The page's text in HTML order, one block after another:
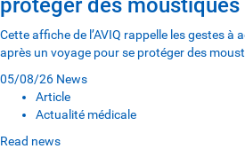
protéger des moustiques
Cette affiche de l’AVIQ rappelle les gestes à
après un voyage pour se protéger des
05/08/26 News
Article
Actualité médicale
Read news